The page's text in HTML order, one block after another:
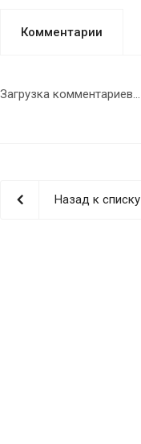
Комментарии
Загрузка комментариев...
Назад к списку